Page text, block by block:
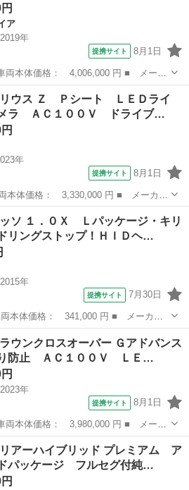
ア
2019年
提携サイト 8月1日
ェルファイア ■ グレード名：
フ／保証書／純正 １０インチ ＳＤ
ァイア
リウス Ｚ Ｐシート ＬＥＤライ
ラ ＡＣ１００Ｖ ドライブ…
年
提携サイト 8月1日
リウス ■ グレード名： Ｚ Ｐシー
ＡＣ１００Ｖ ドライブレコーダー
ッソ １．０Ｘ Ｌパッケージ・キリ
リングストップ！ＨＩＤヘ…
2015年
提携サイト 7月30日
ッソ ■ グレード名： １．０Ｘ Ｌ
ングストップ！ＨＩＤヘッドライト！
ラウンクロスオーバー Ｇアドバンス
防止 ＡＣ１００Ｖ ＬＥ…
2023年
提携サイト 8月1日
ラウンクロスオーバー ■ グレード
防止 ＡＣ１００Ｖ ＬＥＤ フルセ
リアーハイブリッド プレミアム ア
ドパッケージ フルセグ付純…